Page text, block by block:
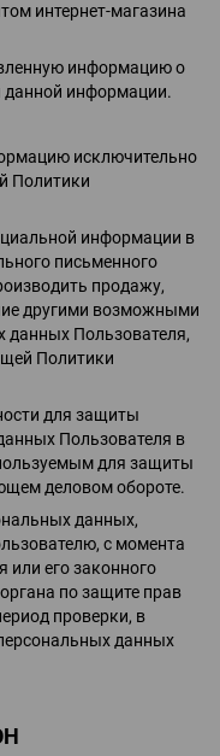
интернет-магазина
информацию о
данной информации.
исключительно
Политики
информации в
письменного
продажу,
другими возможными
данных Пользователя,
Политики
для защиты
Пользователя в
для защиты
деловом обороте.
данных,
с момента
или его законного
по защите прав
проверки, в
данных